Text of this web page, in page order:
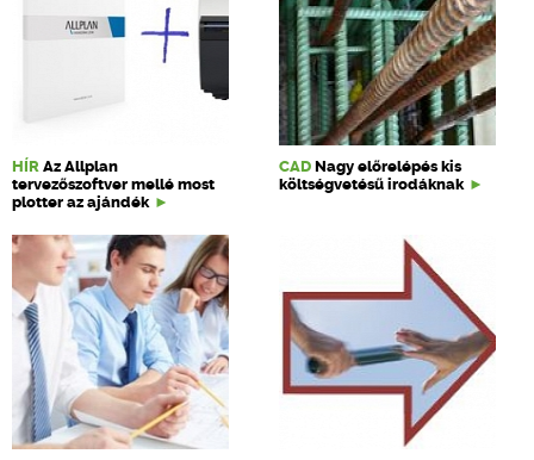
HÍR Az Allplan
tervezőszoftver mellé most
plotter az ajándék
CAD Nagy előrelépés kis
költségvetésű irodáknak